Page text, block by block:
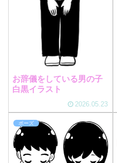
お辞儀をしている男の子
白黒イラスト
2026.05.23
ポーズ